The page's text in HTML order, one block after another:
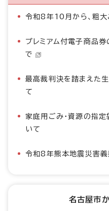
令和8年10月から、粗
プレミアム付電子商品
で
最高裁判決を踏まえた
て
家庭用ごみ・資源の指
いて
令和8年熊本地震災害義
名古屋市